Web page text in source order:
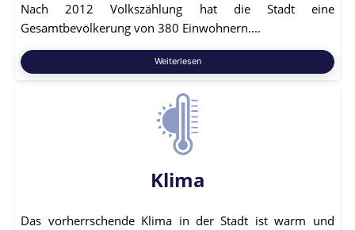
Nach 2012 Volkszählung hat die Stadt eine
Gesamtbevölkerung von 380 Einwohnern....
Weiterlesen
Klima
Das vorherrschende Klima in der Stadt ist warm und